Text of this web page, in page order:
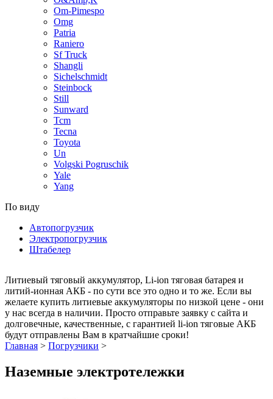
Om-Pimespo
Omg
Patria
Raniero
Sf Truck
Shangli
Sichelschmidt
Steinbock
Still
Sunward
Tcm
Tecna
Toyota
Un
Volgski Pogruschik
Yale
Yang
По виду
Автопогрузчик
Электропогрузчик
Штабелер
Литиевый тяговый аккумулятор, Li-ion тяговая батарея и
литий-ионная АКБ - по сути все это одно и то же. Если вы
желаете купить литиевые аккумуляторы по низкой цене - они
у нас всегда в наличии. Просто отправьте заявку с сайта и
долговечные, качественные, с гарантией li-ion тяговые АКБ
будут отправлены Вам в кратчайшие сроки!
Главная > Погрузчики >
Наземные электротележки